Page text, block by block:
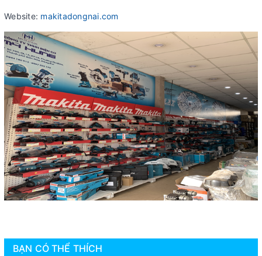
Website: makitadongnai.com
BẠN CÓ THỂ THÍCH